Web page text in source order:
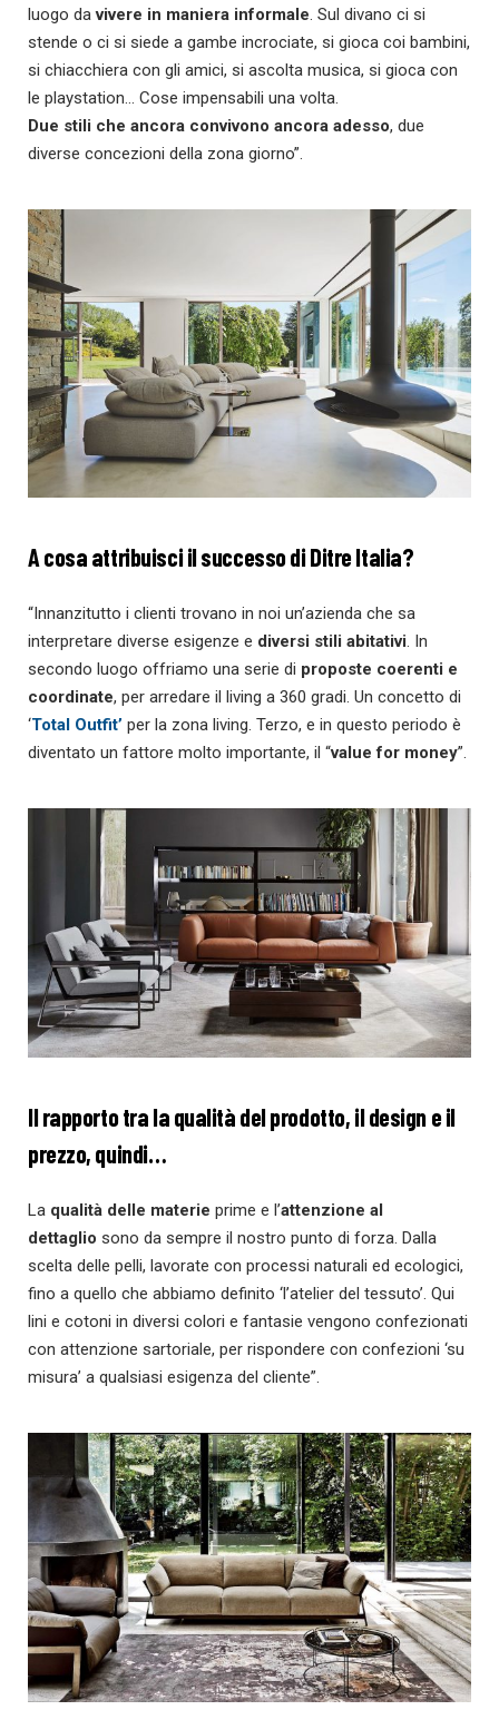
luogo davivere in maniera informale. Sul divano ci si
stende o ci si siede a gambe incrociate, si gioca coi bambini,
si chiacchiera con gli amici, si ascolta musica, si gioca con
le playstation… Cose impensabili una volta.
Due stili che ancora convivono ancora adesso, due
diverse concezioni della zona giorno”.
A cosa attribuisci il successo di Ditre Italia?
“Innanzitutto i clienti trovano in noi un’azienda che sa
interpretare diverse esigenze e diversi stili abitativi. In
secondo luogo offriamo una serie di proposte coerenti e
coordinate, per arredare il living a 360 gradi. Un concetto di
‘Total Outfit’ per la zona living. Terzo, e in questo periodo è
diventato un fattore molto importante, il “value for money”.
Il rapporto tra la qualità del prodotto, il design e il
prezzo, quindi…
La qualità delle materie prime e l’attenzione al
dettaglio sono da sempre il nostro punto di forza. Dalla
scelta delle pelli, lavorate con processi naturali ed ecologici,
fino a quello che abbiamo definito ‘l’atelier del tessuto’. Qui
lini e cotoni in diversi colori e fantasie vengono confezionati
con attenzione sartoriale, per rispondere con confezioni ‘su
misura’ a qualsiasi esigenza del cliente”.